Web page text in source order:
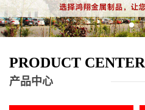
PRODUCT CENTER
产品中心